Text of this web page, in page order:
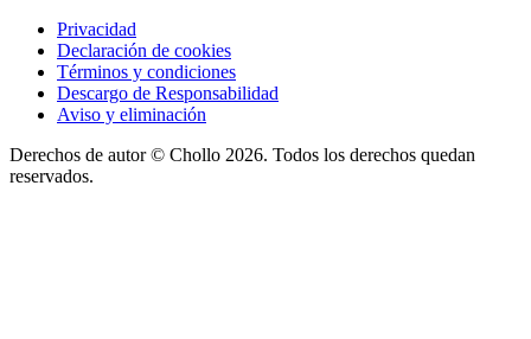
Privacidad
Declaración de cookies
Términos y condiciones
Descargo de Responsabilidad
Aviso y eliminación
Derechos de autor © Chollo 2026. Todos los derechos quedan
reservados.